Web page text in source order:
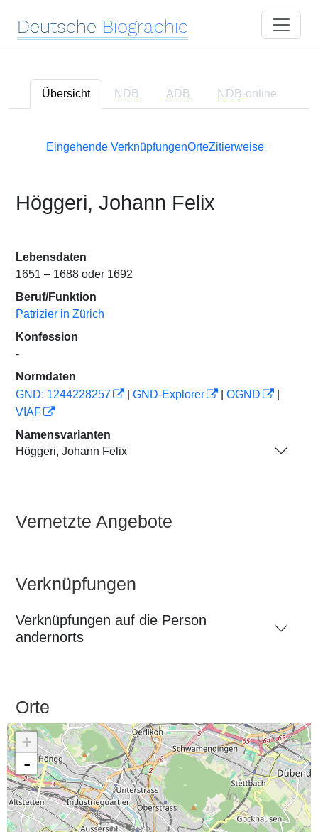
Deutsche Biographie
Übersicht NDB ADB NDB-online
Eingehende VerknüpfungenOrteZitierweise
Höggeri, Johann Felix
Lebensdaten
1651 – 1688 oder 1692
Beruf/Funktion
Patrizier in Zürich
Konfession
-
Normdaten
GND: 1244228257
GND-Explorer OGND
VIAF
Namensvarianten
Höggeri, Johann Felix
Vernetzte Angebote
Verknüpfungen
Verknüpfungen auf die Person
andernorts
Orte
+
-